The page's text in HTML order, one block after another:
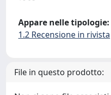
Appare nelle tipologie:
1.2 Recensione in rivista
File in questo prodotto: